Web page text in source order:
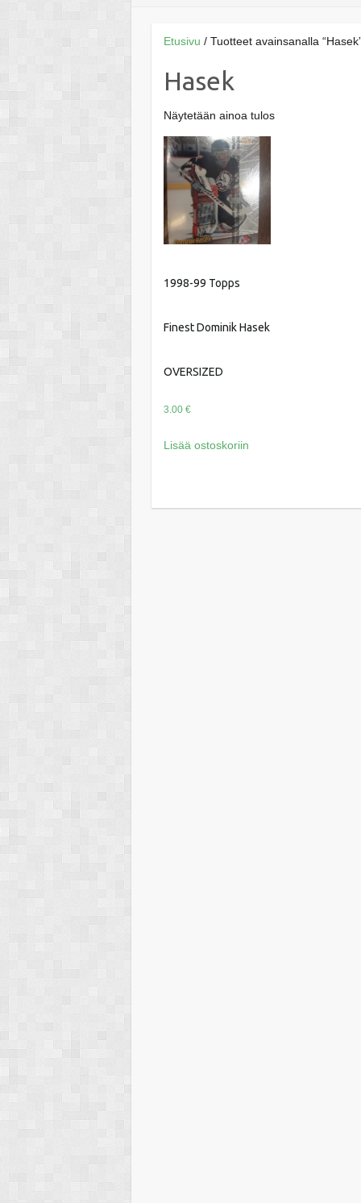
Etusivu / Tuotteet avainsanalla
Hasek
Näytetään ainoa tulos
1998-99 Topps
Finest Dominik Hasek
OVERSIZED
3.00 €
Lisää ostoskoriin